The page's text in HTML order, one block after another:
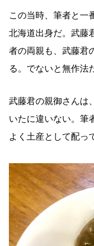
この当時、筆者と一
北海道出身だ。武藤
者の両親も、武藤君
る。でないと無作法
武藤君の親御さんは
いたに違いない。筆
よく土産として配っ